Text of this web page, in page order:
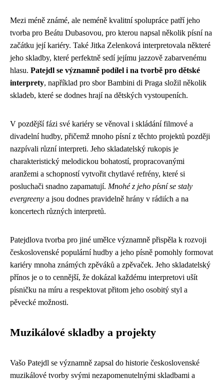
Mezi méně známé, ale neméně kvalitní spolupráce patří jeho
tvorba pro Beátu Dubasovou, pro kterou napsal několik písní na
začátku její kariéry. Také Jitka Zelenková interpretovala některé
jeho skladby, které perfektně sedí jejímu jazzově zabarvenému
hlasu. Patejdl se významně podílel i na tvorbě pro dětské
interprety, například pro sbor Bambini di Praga složil několik
skladeb, které se dodnes hrají na dětských vystoupeních.
V pozdější fázi své kariéry se věnoval i skládání filmové a
divadelní hudby, přičemž mnoho písní z těchto projektů později
nazpívali různí interpreti. Jeho skladatelský rukopis je
charakteristický melodickou bohatostí, propracovanými
aranžemi a schopností vytvořit chytlavé refrény, které si
posluchači snadno zapamatují. Mnohé z jeho písní se staly
evergreeny a jsou dodnes pravidelně hrány v rádiích a na
koncertech různých interpretů.
Patejdlova tvorba pro jiné umělce významně přispěla k rozvoji
československé populární hudby a jeho písně pomohly formovat
kariéry mnoha známých zpěváků a zpěvaček. Jeho skladatelský
přínos je o to cennější, že dokázal každému interpretovi ušít
písničku na míru a respektovat přitom jeho osobitý styl a
pěvecké možnosti.
Muzikálové skladby a projekty
Vašo Patejdl se významně zapsal do historie československé
muzikálové tvorby svými nezapomenutelnými skladbami a